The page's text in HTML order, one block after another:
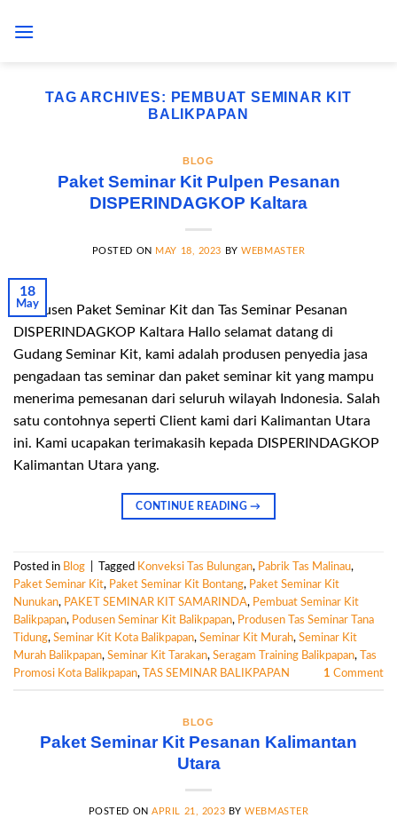
TAG ARCHIVES: PEMBUAT SEMINAR KIT
BALIKPAPAN
BLOG
Paket Seminar Kit Pulpen Pesanan
DISPERINDAGKOP Kaltara
POSTED ON MAY 18, 2023 BYWEBMASTER
18
May
Produsen Paket Seminar Kit dan Tas Seminar Pesanan
DISPERINDAGKOP Kaltara Hallo selamat datang di
Gudang Seminar Kit, kami adalah produsen penyedia jasa
pengadaan tas seminar dan paket seminar kit yang mampu
menerima pemesanan dari seluruh wilayah Indonesia. Salah
satu contohnya seperti Client kami dari Kalimantan Utara
ini. Kami ucapakan terimakasih kepada DISPERINDAGKOP
Kalimantan Utara yang.
CONTINUE READING→
Posted in Blog Tagged Konveksi Tas Bulungan, Pabrik Tas Malinau,
Paket Seminar Kit, Paket Seminar Kit Bontang, Paket Seminar Kit
Nunukan, PAKET SEMINAR KIT SAMARINDA, Pembuat Seminar Kit
Balikpapan, Podusen Seminar Kit Balikpapan, Produsen Tas Seminar Tana
Tidung, Seminar Kit Kota Balikpapan, Seminar Kit Murah, Seminar Kit
Murah Balikpapan, Seminar Kit Tarakan, Seragam Training Balikpapan,
Tas
Promosi Kota Balikpapan, TAS SEMINAR BALIKPAPAN 1 Comment
BLOG
Paket Seminar Kit Pesanan Kalimantan
Utara
POSTED ONAPRIL 21, 2023 BYWEBMASTER